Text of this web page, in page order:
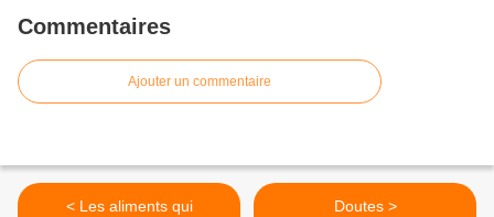
Commentaires
Ajouter un commentaire
< Les aliments qui
Doutes >